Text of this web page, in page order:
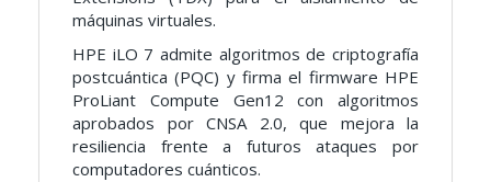
máquinas virtuales.
HPE iLO 7 admite algoritmos de criptografía
postcuántica (PQC) y firma el firmware HPE
ProLiant Compute Gen12 con algoritmos
aprobados por CNSA 2.0, que mejora la
resiliencia frente a futuros ataques por
computadores cuánticos.